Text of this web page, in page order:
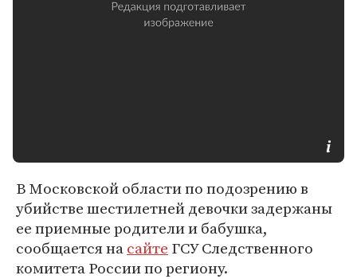
В Московской области по подозрению в
убийстве шестилетней девочки задержаны
ее приемные родители и бабушка,
сообщается насайте ГСУ Следственного
комитета России по региону.